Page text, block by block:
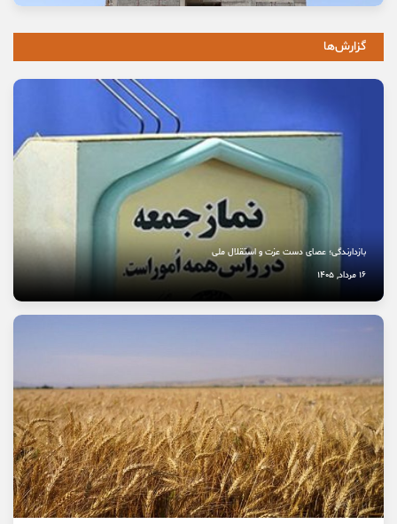
11 مرداد, 1405
نخستین بیمارستان چشم‌پزشکی سمنان در مسیر بهره‌برداری
گزارش‌ها
بازدارندگی؛ عصای دست عزت و استقلال ملی
16 مرداد, 1405